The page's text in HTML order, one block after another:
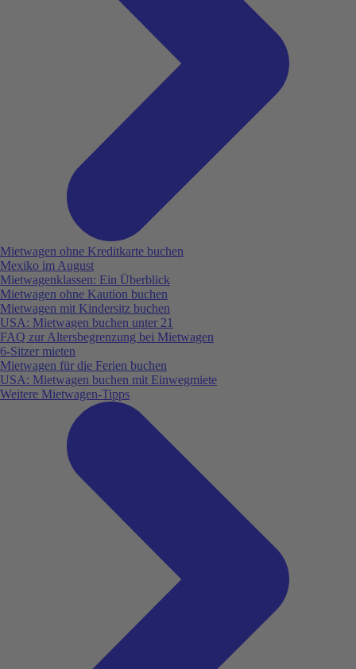
Mietwagen ohne Kreditkarte buchen
Mexiko im August
Mietwagenklassen: Ein Überblick
Mietwagen ohne Kaution buchen
Mietwagen mit Kindersitz buchen
USA: Mietwagen buchen unter 21
FAQ zur Altersbegrenzung bei Mietwagen
6-Sitzer mieten
Mietwagen für die Ferien buchen
USA: Mietwagen buchen mit Einwegmiete
Weitere Mietwagen-Tipps